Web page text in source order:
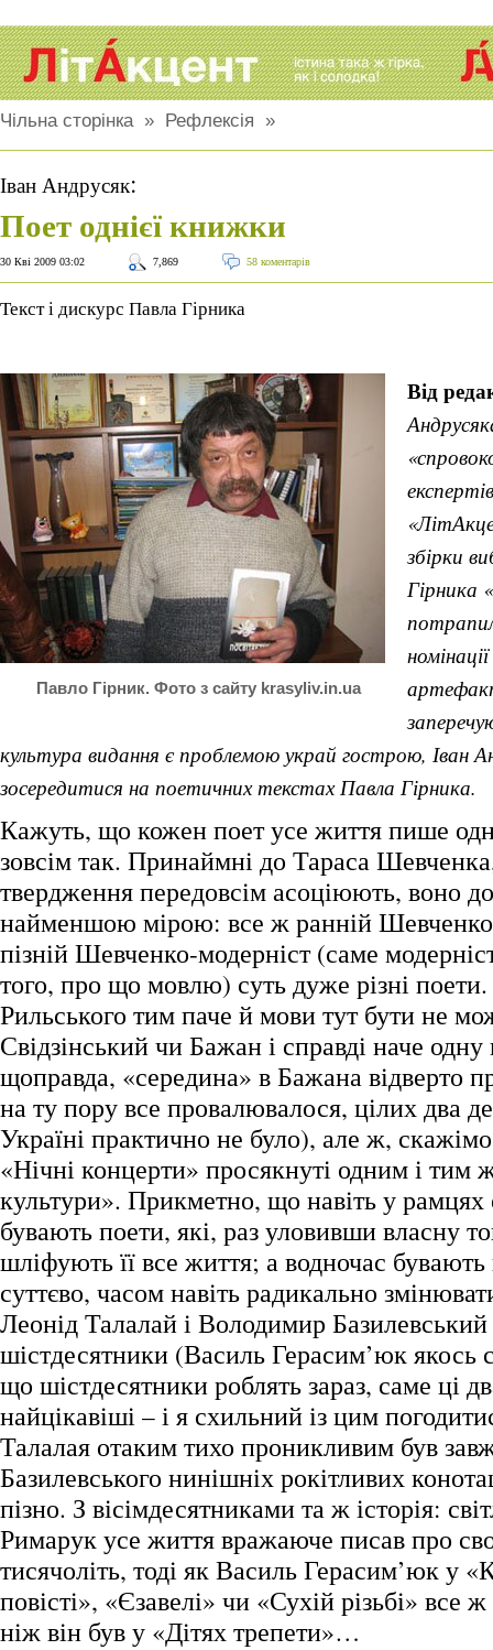
Чільна сторінка» Рефлексія »
Іван Андрусяк:
Поет однієї книжки
30 Кві 2009 03:02 7,869 58 коментарів
Текст і дискурс Павла Гірника
Павло Гірник. Фото з сайту krasyliv.in.ua
Від
збірки
Гірника
культура видання є проблемою украй гострою, Іван
зосередитися на поетичних текстах Павла Гірника.
Кажуть, що кожен поет усе життя пише
зовсім так. Принаймні до Тараса
твердження передовсім асоціюють, воно
найменшою мірою: все ж ранній
пізній Шевченко-модерніст (саме
того, про що мовлю) суть дуже різні
Рильського тим паче й мови тут бути не
Свідзінський чи Бажан і справді наче
щоправда, «середина» в Бажана відверто
на ту пору все провалювалося, цілих два
Україні практично не було), але ж,
«Нічні концерти» просякнуті одним і тим
культури». Прикметно, що навіть у рамцях
бувають поети, які, раз уловивши власну
шліфують її все життя; а водночас бувають
суттєво, часом навіть радикально
Леонід Талалай і Володимир
шістдесятники (Василь Герасим’юк якось
що шістдесятники роблять зараз, саме ці
найцікавіші – і я схильний із цим
Талалая отаким тихо проникливим був
Базилевського нинішніх рокітливих
пізно. З вісімдесятниками та ж історія:
Римарук усе життя вражаюче писав про
тисячоліть, тоді як Василь Герасим’юк у
повісті», «Єзавелі» чи «Сухій різьбі» все
ніж він був у «Дітях трепети»…